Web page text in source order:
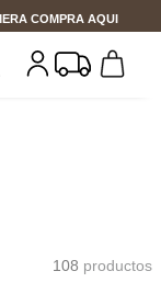
COMPRA AQUI
108 productos